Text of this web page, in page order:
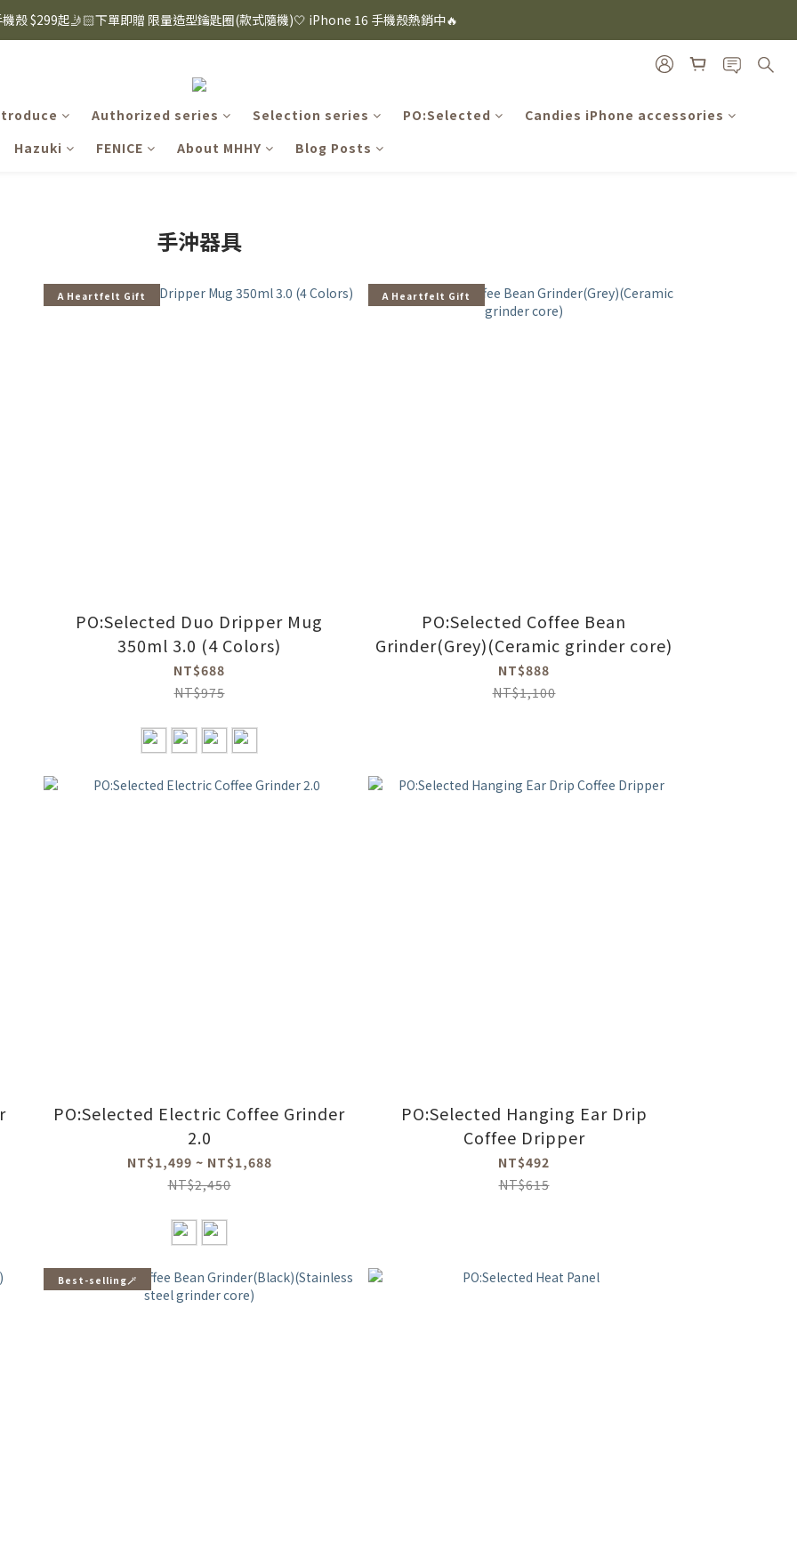
節｜下單滿$1600折$100 / 滿$2200折$200 / 滿$3000折$300 (排除Hazuki及EspressoTokyo)
殼 $299起🤳🏻下單即贈 限量造型鑰匙圈(款式隨機)🤍 iPhone 16 手機殼熱銷中🔥
Authorized series Selection series PO:Selected
Candies iPhone accessories
Hazuki
FENICE About MHHY Blog Posts
手沖器具
A Heartfelt Gift
PO:Selected Duo Dripper Mug
350ml 3.0 (4 Colors)
NT$688
NT$975
A Heartfelt Gift
PO:Selected Coffee Bean
Grinder(Grey)(Ceramic grinder core)
NT$888
NT$1,100
PO:Selected Electric Coffee Grinder
2.0
NT$1,499 ~ NT$1,688
NT$2,450
PO:Selected Hanging Ear Drip
Coffee Dripper
NT$492
NT$615
Best-selling🪄